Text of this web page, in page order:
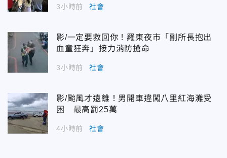
3小時前 社會
影/一定要救回你！羅東夜市「副所長抱出
血童狂奔」接力消防搶命
3小時前 社會
影/颱風才遠離！男開車違闖八里紅海灘受
困 最高罰25萬
4小時前 社會